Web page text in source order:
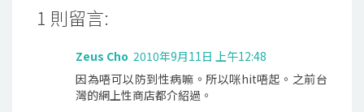
1 則留言:
Zeus Cho 2010年9月11日 上午12:48
因為唔可以防到性病嘛。所以咪hit唔起。之前台
灣的網上性商店都介紹過。